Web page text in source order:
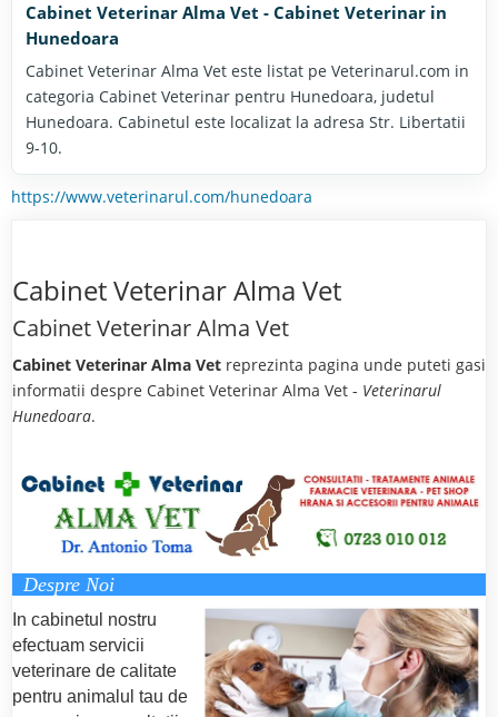
Cabinet Veterinar Alma Vet - Cabinet Veterinar in
Hunedoara
Cabinet Veterinar Alma Vet este listat pe Veterinarul.com in
categoria Cabinet Veterinar pentru Hunedoara, judetul
Hunedoara. Cabinetul este localizat la adresa Str. Libertatii
9-10.
https://www.veterinarul.com/hunedoara
Cabinet Veterinar Alma Vet
Cabinet Veterinar Alma Vet
Cabinet Veterinar Alma Vet reprezinta pagina unde puteti gasi
informatii despre Cabinet Veterinar Alma Vet - Veterinarul
Hunedoara.
Despre Noi
In cabinetul nostru
efectuam servicii
veterinare de calitate
pentru animalul tau de